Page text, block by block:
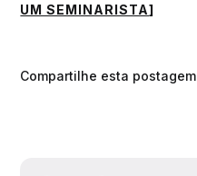
UM SEMINARISTA]
Compartilhe esta postagem